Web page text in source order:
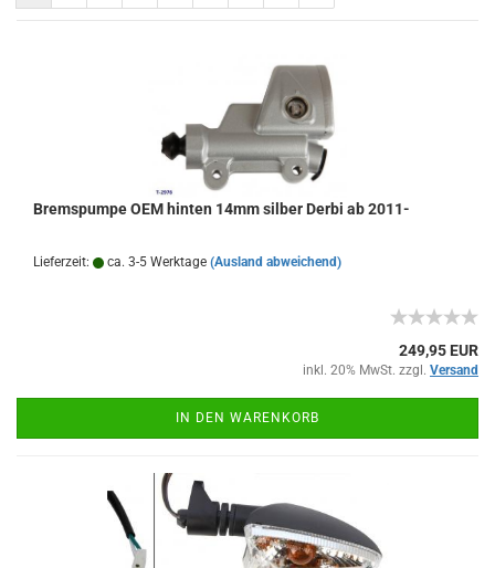
Bremspumpe OEM hinten 14mm silber Derbi ab 2011-
Lieferzeit: ca. 3-5 Werktage (Ausland abweichend)
249,95 EUR
inkl. 20% MwSt. zzgl. Versand
IN DEN WARENKORB